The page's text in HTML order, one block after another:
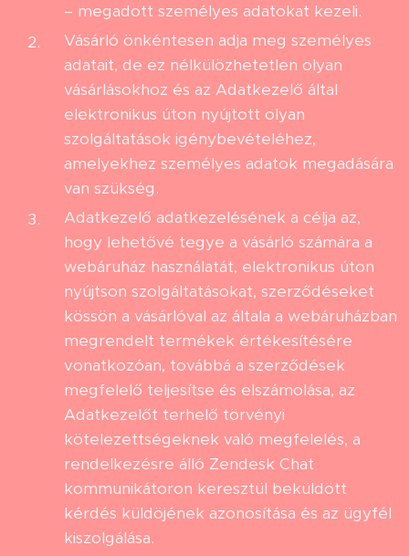
– megadott személyes adatokat kezeli.
Vásárló önkéntesen adja meg személyes
adatait, de ez nélkülözhetetlen olyan
vásárlásokhoz és az Adatkezelő által
elektronikus úton nyújtott olyan
szolgáltatások igénybevételéhez,
amelyekhez személyes adatok megadására
van szükség.
Adatkezelő adatkezelésének a célja az,
hogy lehetővé tegye a vásárló számára a
webáruház használatát, elektronikus úton
nyújtson szolgáltatásokat, szerződéseket
kössön a vásárlóval az általa a webáruházban
megrendelt termékek értékesítésére
vonatkozóan, továbbá a szerződések
megfelelő teljesítse és elszámolása, az
Adatkezelőt terhelő törvényi
kötelezettségeknek való megfelelés, a
rendelkezésre álló Zendesk Chat
kommunikátoron keresztül beküldött
kérdés küldöjének azonosítása és az ügyfél
kiszolgálása.